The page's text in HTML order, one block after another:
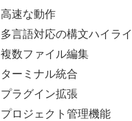
高速な動作
多言語対応の構文ハイラ
複数ファイル編集
ターミナル統合
プラグイン拡張
プロジェクト管理機能